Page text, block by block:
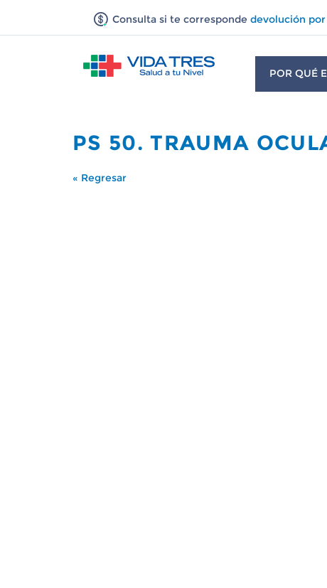
Consulta si te corresponde devolución
POR QUÉ
PS 50. TRAUMA
« Regresar